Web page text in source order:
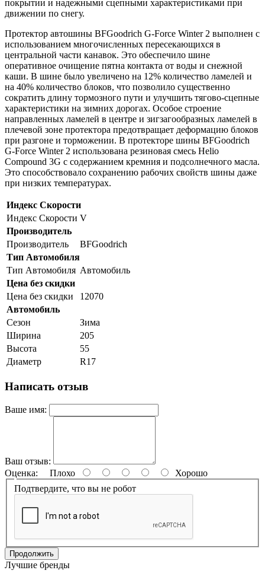
покрытии и надежными сцепными характеристиками при
движении по снегу.
Протектор автошины BFGoodrich G-Force Winter 2 выполнен с
использованием многочисленных пересекающихся в
центральной части канавок. Это обеспечило шине
оперативное очищение пятна контакта от воды и снежной
каши. В шине было увеличено на 12% количество ламелей и
на 40% количество блоков, что позволило существенно
сократить длину тормозного пути и улучшить тягово-сцепные
характеристики на зимних дорогах. Особое строение
направленных ламелей в центре и зигзагообразных ламелей в
плечевой зоне протектора предотвращает деформацию блоков
при разгоне и торможении. В протекторе шины BFGoodrich
G-Force Winter 2 использована резиновая смесь Helio
Compound 3G с содержанием кремния и подсолнечного масла.
Это способствовало сохранению рабочих свойств шины даже
при низких температурах.
Индекс Скорости
Индекс Скорости V
Производитель
Производитель
BFGoodrich
Тип Автомобиля
Тип Автомобиля Автомобиль
Цена без скидки
Цена без скидки
12070
Автомобиль
Сезон
Зима
Ширина
205
Высота
55
Диаметр
R17
Написать отзыв
Ваше имя:
Ваш отзыв:
Оценка: Плохо
Хорошо
Подтвердите, что вы не робот
Продолжить
Лучшие бренды